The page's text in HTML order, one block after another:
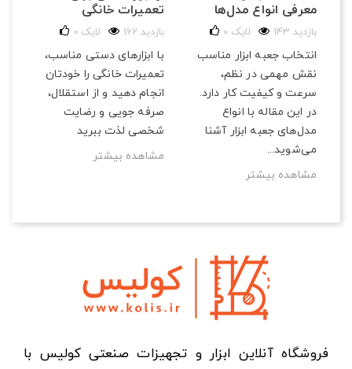
تعمیرات خانگی
162 بازدید 0 لایک
با ابزارهای دستی مناسب،
تعمیرات خانگی را خودتان
انجام دهید و از استقلال،
صرفه‌ جویی و رضایت
شخصی لذت ببرید
مشاهده بیشتر
معرفی انواع مدل‌ها
143 بازدید 0 لایک
انتخاب جعبه ابزار مناسب
نقش مهمی در نظم،
سرعت و کیفیت کار دارد.
در این مقاله با انواع
مدل‌های جعبه ابزار آشنا
می‌شوید...
مشاهده بیشتر
فروشگاه آنلاین ابزار و تجهیزات صنعتی کولیس با